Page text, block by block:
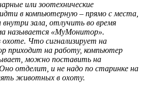
или зоотехнические
в компьютерную – прямо с места,
зала, отлучить во время
называется «МуМонитор».
Что сигнализирует на
приходит на работу, компьютер
можно поставить на
отделит, и не надо по старинке на
животных в охоту.